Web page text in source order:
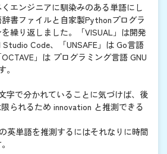
エンジニアに馴染みのある単語にし
書ファイルと自家製Pythonプログラ
繰り返しました。「VISUAL」は開発
Code、「UNSAFE」は Go言語
」は プログラミング言語 GNU
字で分かれていることに気づけば、後
られるため innovation と推測できる
英単語を推測するにはそれなりに時間